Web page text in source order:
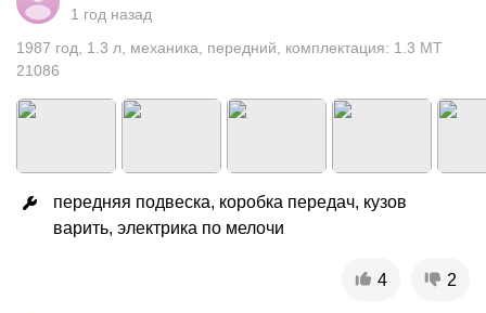
1 год назад
1987 год 1.3 л механика передний
комплектация: 1.3 MT
21086
передняя подвеска, коробка передач, кузов
варить, электрика по мелочи
4 2